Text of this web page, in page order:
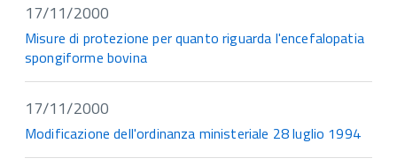
17/11/2000
Misure di protezione per quanto riguarda l'encefalopatia
spongiforme bovina
17/11/2000
Modificazione dell'ordinanza ministeriale 28 luglio 1994